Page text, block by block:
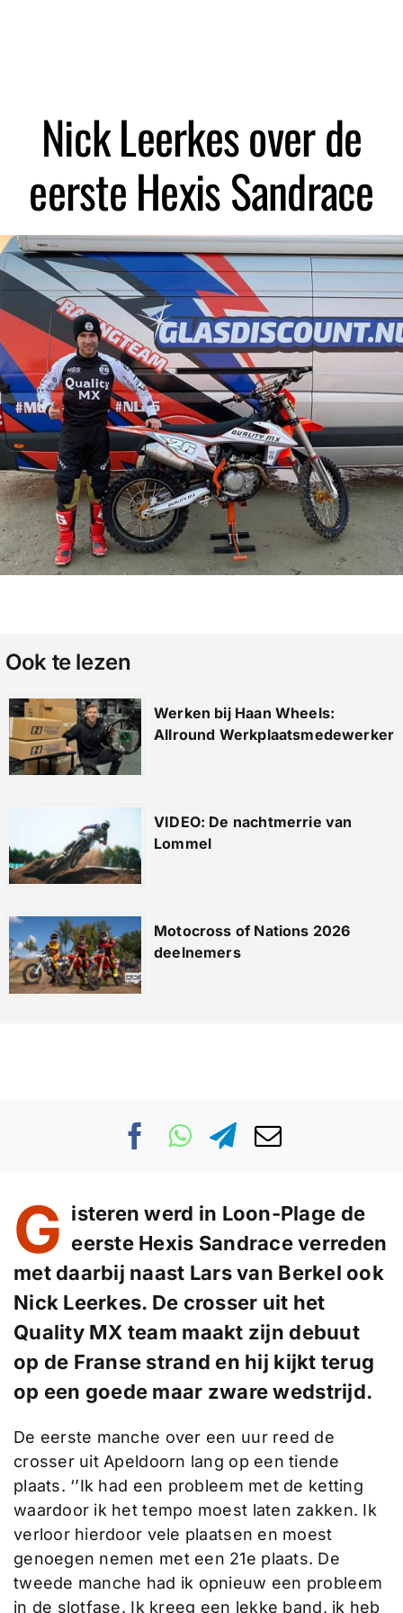
Nick Leerkes over de
eerste Hexis Sandrace
Ook te lezen
Werken bij Haan Wheels:
Allround Werkplaatsmedewerker
VIDEO: De nachtmerrie van
Lommel
Motocross of Nations 2026
deelnemers
G isteren werd in Loon-Plage de
eerste Hexis Sandrace verreden
met daarbij naast Lars van Berkel ook
Nick Leerkes. De crosser uit het
Quality MX team maakt zijn debuut
op de Franse strand en hij kijkt terug
op een goede maar zware wedstrijd.
De eerste manche over een uur reed de
crosser uit Apeldoorn lang op een tiende
plaats. ‘’Ik had een probleem met de ketting
waardoor ik het tempo moest laten zakken. Ik
verloor hierdoor vele plaatsen en moest
genoegen nemen met een 21e plaats. De
tweede manche had ik opnieuw een probleem
in de slotfase. Ik kreeg een lekke band, ik heb